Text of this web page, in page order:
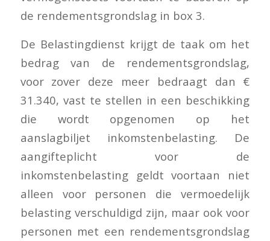
de rendementsgrondslag in box 3.
De Belastingdienst krijgt de taak om het
bedrag van de rendementsgrondslag,
voor zover deze meer bedraagt dan €
31.340, vast te stellen in een beschikking
die wordt opgenomen op het
aanslagbiljet inkomstenbelasting. De
aangifteplicht voor de
inkomstenbelasting geldt voortaan niet
alleen voor personen die vermoedelijk
belasting verschuldigd zijn, maar ook voor
personen met een rendementsgrondslag